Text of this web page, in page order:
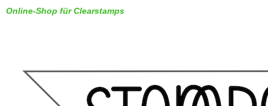
Online-Shop für Clearstamps